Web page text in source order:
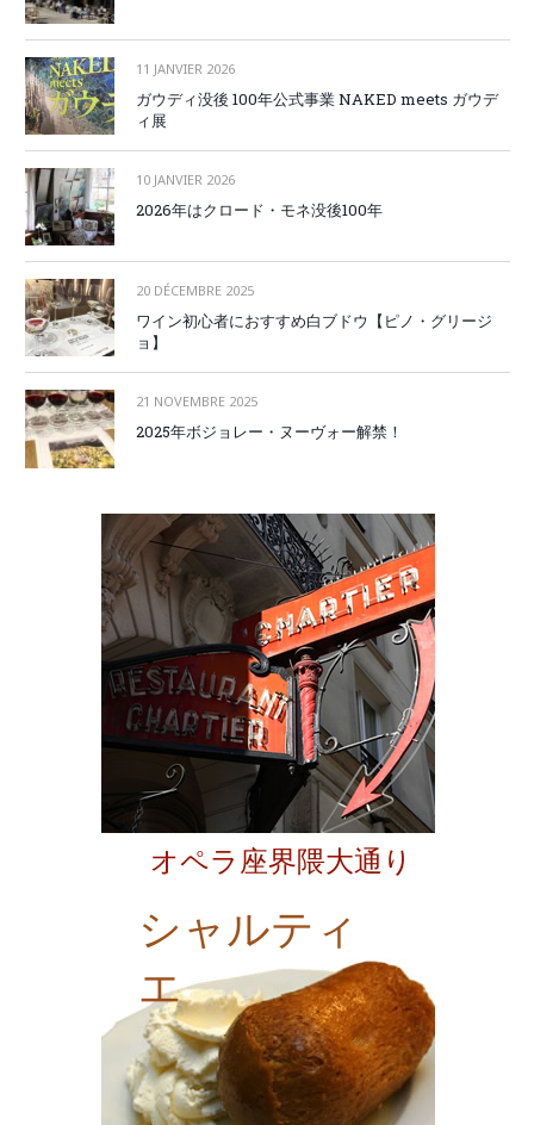
11 JANVIER 2026
ガウディ没後 100年公式事業 NAKED meets ガウデ
ィ展
10 JANVIER 2026
2026年はクロード・モネ没後100年
20 DÉCEMBRE 2025
ワイン初心者におすすめ白ブドウ【ピノ・グリージ
ョ】
21 NOVEMBRE 2025
2025年ボジョレー・ヌーヴォー解禁！
シャルティ
エ
オペラ座界隈大通り